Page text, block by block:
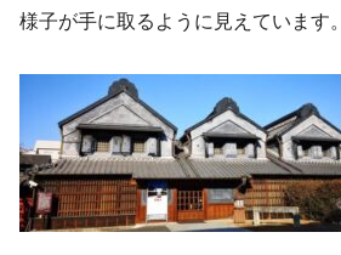
様子が手に取るように見えています。